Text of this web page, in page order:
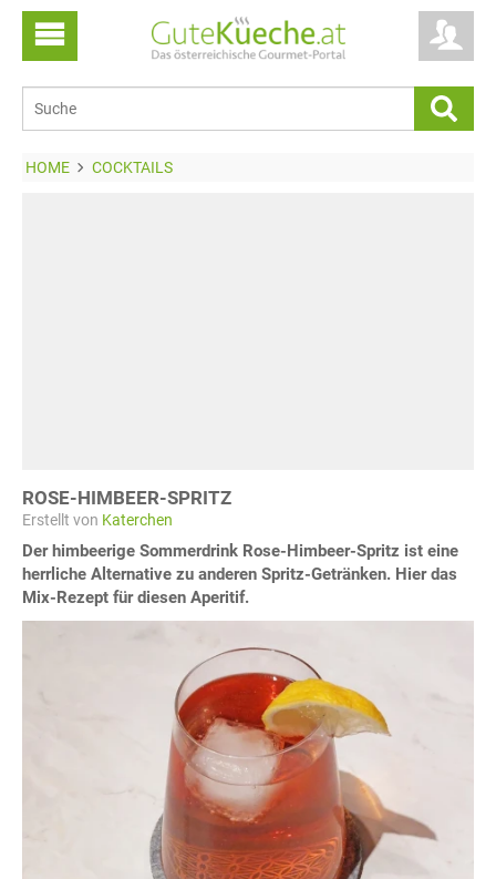
HOME COCKTAILS
ROSE-HIMBEER-SPRITZ
Erstellt von Katerchen
Der himbeerige Sommerdrink Rose-Himbeer-Spritz ist eine
herrliche Alternative zu anderen Spritz-Getränken. Hier das
Mix-Rezept für diesen Aperitif.